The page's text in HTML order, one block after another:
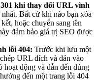
khi thay đổi URL vĩnh
Bất cứ khi nào bạn xóa
hoặc chuyển sang tên
đảm bảo giá trị SEO được
lỗi 404: Trước khi lưu một
URL đích và dán vào
hoạt động và dẫn đến đúng
đến một trang lỗi 404